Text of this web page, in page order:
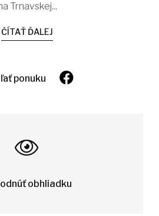
Trnavskej...
ČÍTAŤ ĎALEJ
ponuku
obhliadku